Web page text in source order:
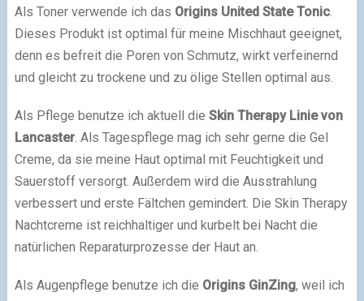
Als Toner verwende ich das Origins United State Tonic.
Dieses Produkt ist optimal für meine Mischhaut geeignet,
denn es befreit die Poren von Schmutz, wirkt verfeinernd
und gleicht zu trockene und zu ölige Stellen optimal aus.
Als Pflege benutze ich aktuell die Skin TherapyLinie von
Lancaster. Als Tagespflege mag ich sehr gerne die Gel
Creme, da sie meine Haut optimal mit Feuchtigkeit und
Sauerstoff versorgt. Außerdem wird die Ausstrahlung
verbessert und erste Fältchen gemindert. Die Skin Therapy
Nachtcreme ist reichhaltiger und kurbelt bei Nacht die
natürlichen Reparaturprozesse der Haut an.
Als Augenpflege benutze ich die Origins GinZing, weil ich